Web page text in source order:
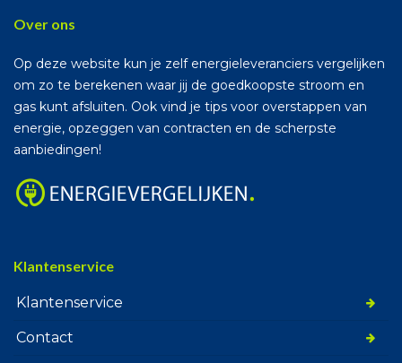
Over ons
Op deze website kun je zelf energieleveranciers vergelijken
om zo te berekenen waar jij de goedkoopste stroom en
gas kunt afsluiten. Ook vind je tips voor overstappen van
energie, opzeggen van contracten en de scherpste
aanbiedingen!
Klantenservice
Klantenservice
Contact